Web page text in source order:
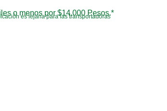
o menos por $14.000 Pesos.*
es lejana para las transportadoras